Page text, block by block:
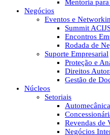
Mentoria
Negócios
Eventos e
Summit
Encontros
Rodada de
Suporte Empresarial
Proteção e
Direitos
Gestão de
Núcleos
Setoriais
Revendas de
Negócios